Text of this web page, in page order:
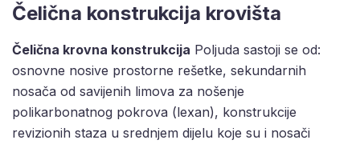
Čelična konstrukcija krovišta
Čelična krovna konstrukcija Poljuda sastoji se od:
osnovne nosive prostorne rešetke, sekundarnih
nosača od savijenih limova za nošenje
polikarbonatnog pokrova (lexan), konstrukcije
revizionih staza u srednjem dijelu koje su i nosači